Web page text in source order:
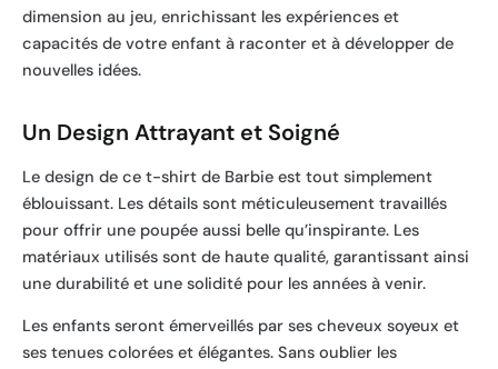
dimension au jeu, enrichissant les expériences et
capacités de votre enfant à raconter et à développer de
nouvelles idées.
Un Design Attrayant et Soigné
Le design de ce t-shirt de Barbie est tout simplement
éblouissant. Les détails sont méticuleusement travaillés
pour offrir une poupée aussi belle qu’inspirante. Les
matériaux utilisés sont de haute qualité, garantissant ainsi
une durabilité et une solidité pour les années à venir.
Les enfants seront émerveillés par ses cheveux soyeux et
ses tenues colorées et élégantes. Sans oublier les